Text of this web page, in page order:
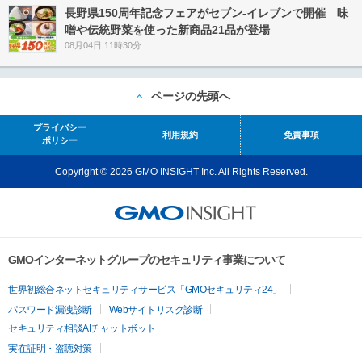
長野県150周年記念フェアがセブン-イレブンで開催 味
噌や伝統野菜を使った新商品21品が登場
08月04日 11時30分
ページの先頭へ
プライバシー
ポリシー
利用規約 免責事項
Copyright © 2026 GMO INSIGHT Inc. All Rights Reserved.
GMOインターネットグループのセキュリティ事業について
世界初総合ネットセキュリティサービス「GMOセキュリティ24」
パスワード漏洩診断
Webサイトリスク診断
セキュリティ相談AIチャットボット
実在証明・盗聴対策